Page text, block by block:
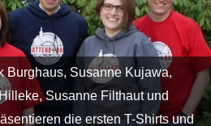
Burghaus, Susanne Kujawa,
Susanne Filthaut und
die ersten T-Shirts und